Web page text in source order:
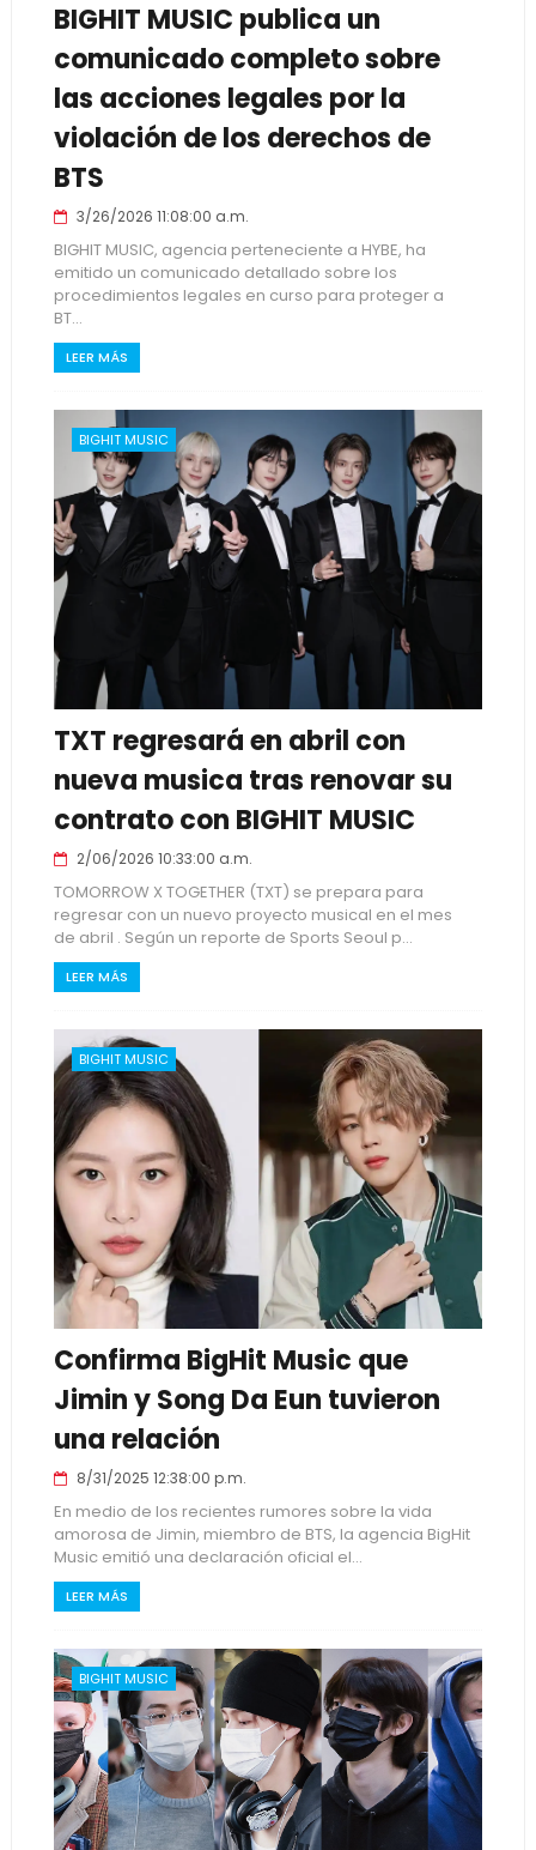
BIGHIT MUSIC publica un
comunicado completo sobre
las acciones legales por la
violación de los derechos de
BTS
3/26/2026 11:08:00 a.m.
BIGHIT MUSIC, agencia perteneciente a HYBE, ha
emitido un comunicado detallado sobre los
procedimientos legales en curso para proteger a
BT...
LEER MÁS
BIGHIT MUSIC
TXT regresará en abril con
nueva musica tras renovar su
contrato con BIGHIT MUSIC
2/06/2026 10:33:00 a.m.
TOMORROW X TOGETHER (TXT) se prepara para
regresar con un nuevo proyecto musical en el mes
de abril . Según un reporte de Sports Seoul p...
LEER MÁS
BIGHIT MUSIC
Confirma BigHit Music que
Jimin y Song Da Eun tuvieron
una relación
8/31/2025 12:38:00 p.m.
En medio de los recientes rumores sobre la vida
amorosa de Jimin, miembro de BTS, la agencia BigHit
Music emitió una declaración oficial el...
LEER MÁS
BIGHIT MUSIC